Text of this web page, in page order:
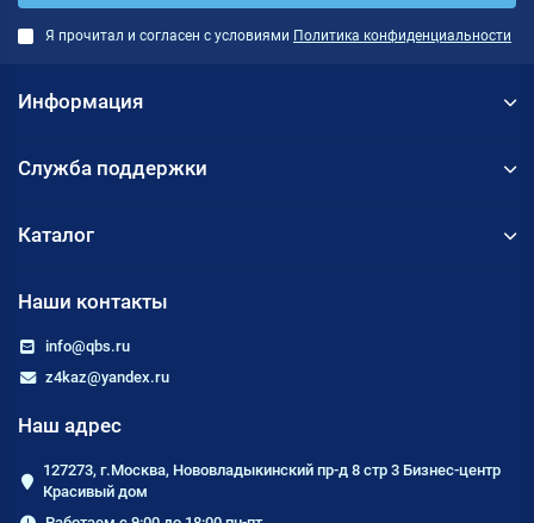
Я прочитал и согласен с условиями Политика конфиденциальности
Информация
Служба поддержки
Каталог
Наши контакты
info@qbs.ru
z4kaz@yandex.ru
Наш адрес
127273, г.Москва, Нововладыкинский пр-д 8 стр 3 Бизнес-центр
Красивый дом